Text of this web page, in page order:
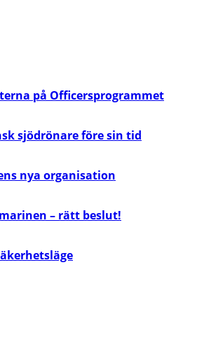
på Officersprogrammet
sjödrönare före sin tid
nya organisation
– rätt beslut!